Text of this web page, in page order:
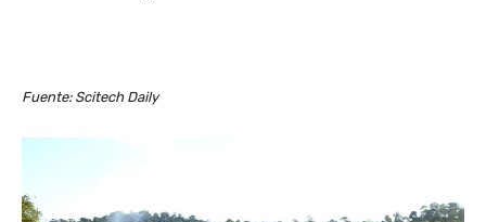
Fuente: Scitech Daily